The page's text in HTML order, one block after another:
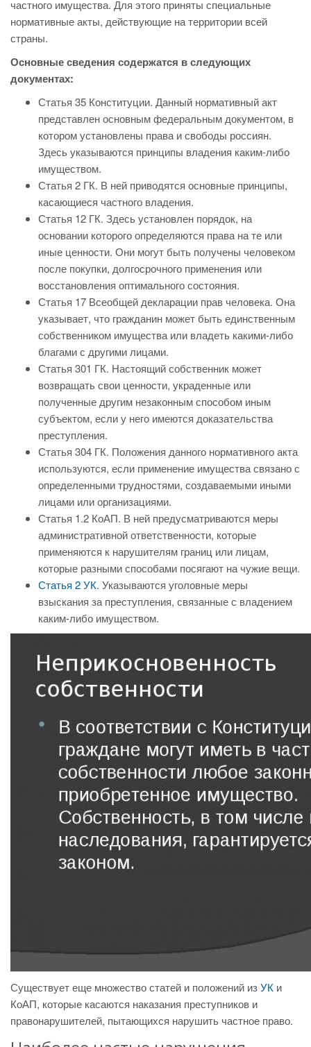
частного имущества. Для этого приняты специальные
нормативные акты, действующие на территории всей
страны.
Основные сведения содержатся в следующих
документах:
Статья 35 Конституции. Данный нормативный акт
представлен основным федеральным документом, в
котором установлены права и свободы россиян.
Здесь указываются принципы владения каким-либо
имуществом.
Статья 2 ГК. В ней приводятся основные принципы,
касающиеся частного владения.
Статья 12 ГК. Здесь установлен порядок, на
основании которого определяются права на те или
иные ценности. Они могут быть получены человеком
после покупки, долгосрочного применения или
восстановления оптимального состояния.
Статья 17 Всеобщей декларации прав человека. Она
указывает, что гражданин может быть единственным
собственником имущества или владеть какими-либо
благами с другими лицами.
Статья 301 ГК. Настоящий собственник может
возвращать свои ценности, украденные или
полученные другим незаконным способом иным
субъектом, если у него имеются доказательства
преступления.
Статья 304 ГК. Положения данного нормативного акта
используются, если применение имущества связано с
определенными трудностями, создаваемыми иными
лицами или организациями.
Статья 1.2 КоАП. В ней предусматриваются меры
административной ответственности, которые
применяются к нарушителям границ или лицам,
которые разными способами посягают на чужие вещи.
Статья 2 УК. Указываются уголовные меры
взыскания за преступления, связанные с владением
каким-либо имуществом.
Существует еще множество статей и положений изУК и
КоАП, которые касаются наказания преступников и
правонарушителей, пытающихся нарушить частное право.